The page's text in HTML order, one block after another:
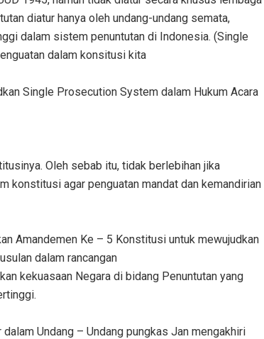
diatur hanya oleh undang-undang semata,
dalam sistem penuntutan di Indonesia. (Single
dalam konsitusi kita
Single Prosecution System dalam Hukum Acara
Oleh sebab itu, tidak berlebihan jika
konstitusi agar penguatan mandat dan kemandirian
Amandemen Ke – 5 Konstitusi untuk mewujudkan
dalam rancangan
kekuasaan Negara di bidang Penuntutan yang
Undang – Undang pungkas Jan mengakhiri